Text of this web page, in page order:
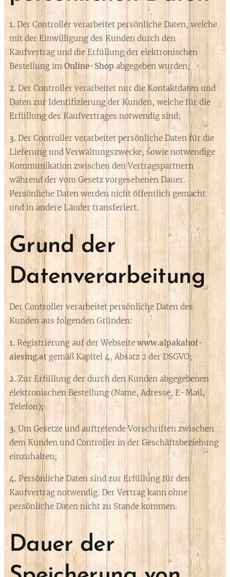
1. Der Controller verarbeitet persönliche Daten, welche
mit der Einwilligung des Kunden durch den
Kaufvertrag und die Erfüllung der elektronischen
Bestellung imOnline-Shop abgegeben wurden;
2. Der Controller verarbeitet nur die Kontaktdaten und
Daten zur Identifizierung der Kunden, welche für die
Erfüllung des Kaufvertrages notwendig sind;
3. Der Controller verarbeitet persönliche Daten für die
Lieferung und Verwaltungszwecke, sowie notwendige
Kommunikation zwischen den Vertragspartnern
während der vom Gesetz vorgesehenen Dauer.
Persönliche Daten werden nicht öffentlich gemacht
und in andere Länder transferiert.
Grund der
Datenverarbeitung
Der Controller verarbeitet persönliche Daten des
Kunden aus folgenden Gründen:
1. Registrierung auf der Webseite www.alpakahof-
aiesing.at gemäß Kapitel 4, Absatz 2 der DSGVO;
2.Zur Erfüllung der durch den Kunden abgegebenen
elektronischen Bestellung (Name, Adresse, E-Mail,
Telefon);
3. Um Gesetze und auftretende Vorschriften zwischen
dem Kunden und Controller in der Geschäftsbeziehung
einzuhalten;
4. Persönliche Daten sind zur Erfüllung für den
Kaufvertrag notwendig. Der Vertrag kann ohne
persönliche Daten nicht zu Stande kommen.
Dauer der